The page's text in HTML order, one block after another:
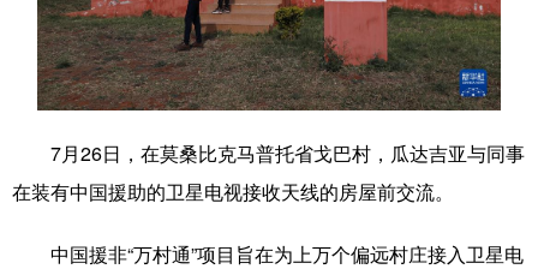
食品 人居 信息化 数字经济
学术中国 乡村振兴 银龄 溯源中国
旅游 能源 会展
彩票 娱乐 时尚
一带一路 上市公司
7月26日，在莫桑比克马普托省戈巴村，瓜达吉亚与同事
在装有中国援助的卫星电视接收天线的房屋前交流。
中国援非“万村通”项目旨在为上万个偏远村庄接入卫星电